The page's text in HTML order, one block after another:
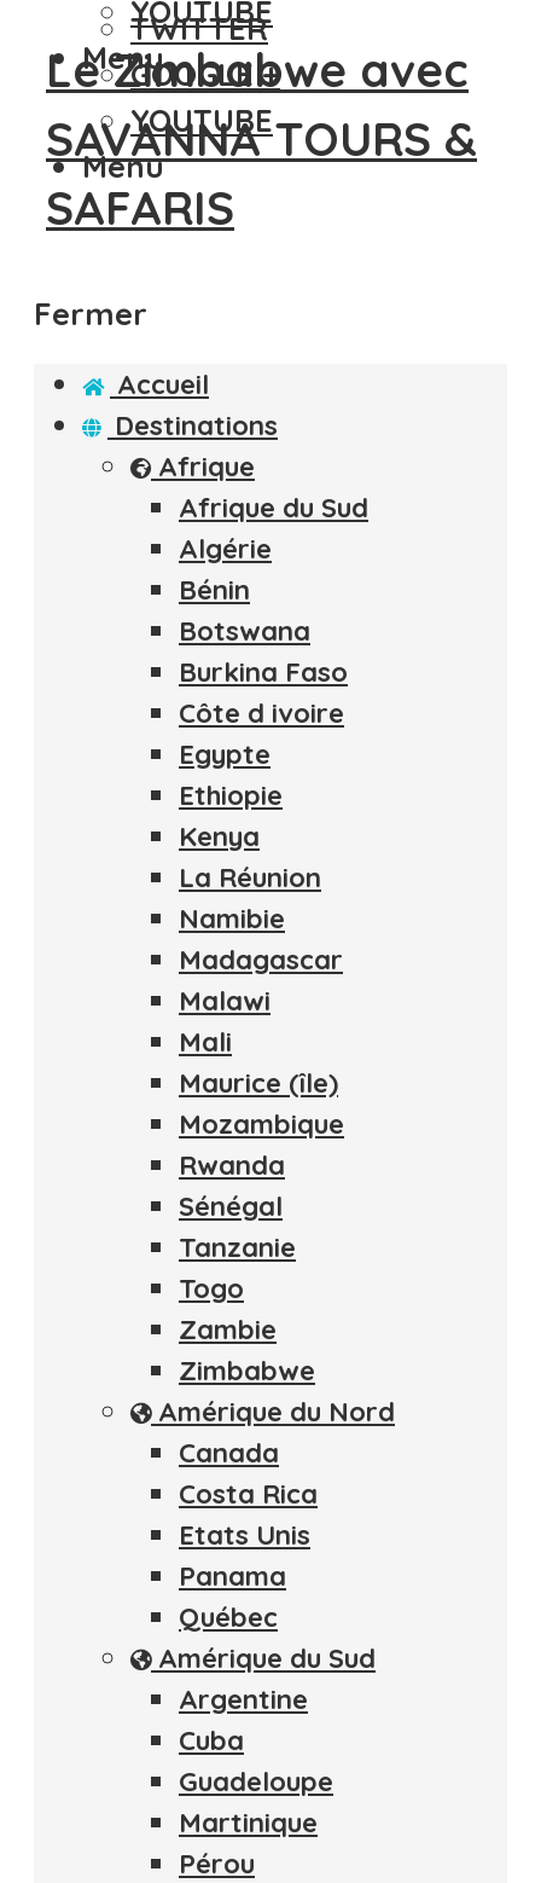
YOUTUBE
Menu
TWITTER
GOOGLE +
YOUTUBE
Menu
Le Zimbabwe avec
SAVANNA TOURS &
SAFARIS
Fermer
Accueil
Destinations
Afrique
Afrique du Sud
Algérie
Bénin
Botswana
Burkina Faso
Côte d ivoire
Egypte
Ethiopie
Kenya
La Réunion
Namibie
Madagascar
Malawi
Mali
Maurice (île)
Mozambique
Rwanda
Sénégal
Tanzanie
Togo
Zambie
Zimbabwe
Amérique du Nord
Canada
Costa Rica
Etats Unis
Panama
Québec
Amérique du Sud
Argentine
Cuba
Guadeloupe
Martinique
Pérou